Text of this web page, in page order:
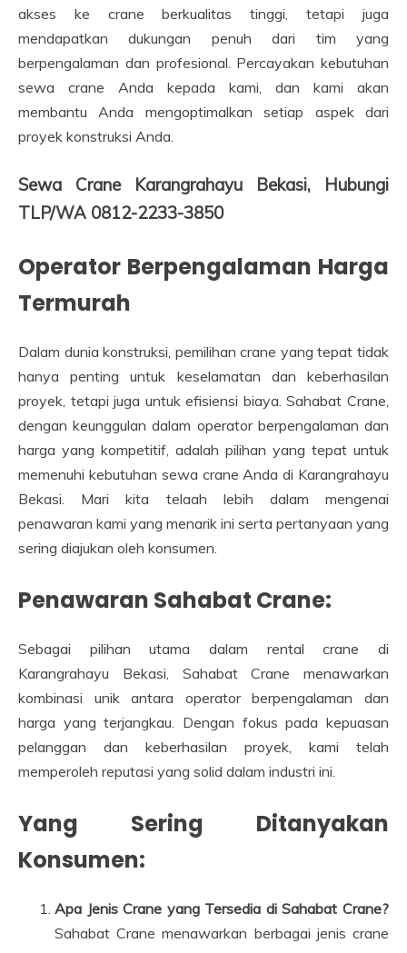
akses ke crane berkualitas tinggi, tetapi juga
mendapatkan dukungan penuh dari tim yang
berpengalaman dan profesional. Percayakan kebutuhan
sewa crane Anda kepada kami, dan kami akan
membantu Anda mengoptimalkan setiap aspek dari
proyek konstruksi Anda.
Sewa Crane Karangrahayu Bekasi, Hubungi
TLP/WA 0812-2233-3850
Operator Berpengalaman Harga
Termurah
Dalam dunia konstruksi, pemilihan crane yang tepat tidak
hanya penting untuk keselamatan dan keberhasilan
proyek, tetapi juga untuk efisiensi biaya. Sahabat Crane,
dengan keunggulan dalam operator berpengalaman dan
harga yang kompetitif, adalah pilihan yang tepat untuk
memenuhi kebutuhan sewa crane Anda di Karangrahayu
Bekasi. Mari kita telaah lebih dalam mengenai
penawaran kami yang menarik ini serta pertanyaan yang
sering diajukan oleh konsumen.
Penawaran Sahabat Crane:
Sebagai pilihan utama dalam rental crane di
Karangrahayu Bekasi, Sahabat Crane menawarkan
kombinasi unik antara operator berpengalaman dan
harga yang terjangkau. Dengan fokus pada kepuasan
pelanggan dan keberhasilan proyek, kami telah
memperoleh reputasi yang solid dalam industri ini.
Yang Sering Ditanyakan
Konsumen:
Apa Jenis Crane yang Tersedia di Sahabat Crane?
Sahabat Crane menawarkan berbagai jenis crane